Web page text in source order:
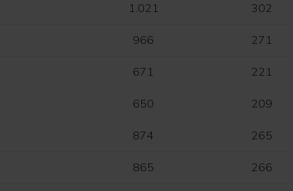
1.021 302
966 271
671 221
650 209
874 265
865 266